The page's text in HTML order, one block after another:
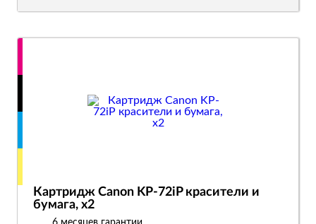
Картридж Canon KP-72iP красители и
бумага, x2